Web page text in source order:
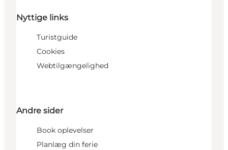
Nyttige links
Turistguide
Cookies
Webtilgængelighed
Andre sider
Book oplevelser
Planlæg din ferie